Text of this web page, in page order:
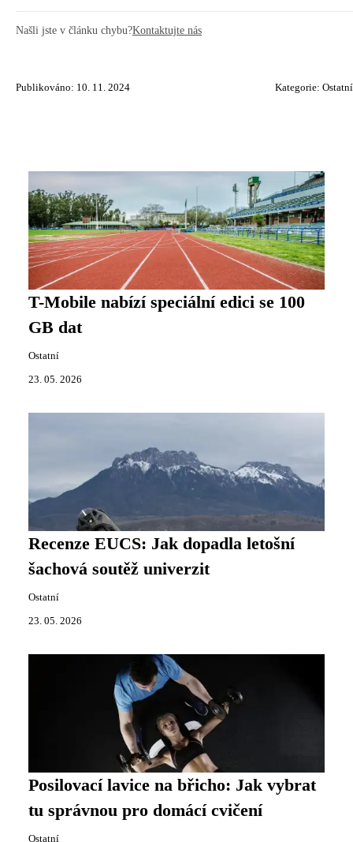
Našli jste v článku chybu?Kontaktujte nás
Publikováno: 10. 11. 2024 Kategorie: Ostatní
T-Mobile nabízí speciální edici se 100
GB dat
Ostatní
23. 05. 2026
Recenze EUCS: Jak dopadla letošní
šachová soutěž univerzit
Ostatní
23. 05. 2026
Posilovací lavice na břicho: Jak vybrat
tu správnou pro domácí cvičení
Ostatní